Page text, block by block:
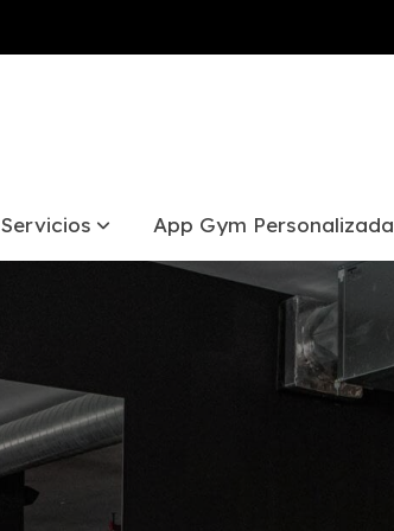
Servicios App Gym Personalizada